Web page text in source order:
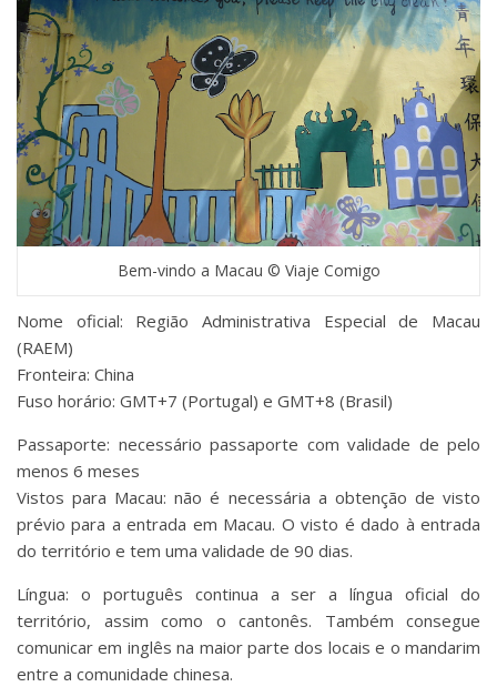
Bem-vindo a Macau © Viaje Comigo
Nome oficial: Região Administrativa Especial de Macau
(RAEM)
Fronteira: China
Fuso horário: GMT+7 (Portugal) e GMT+8 (Brasil)
Passaporte: necessário passaporte com validade de pelo
menos 6 meses
Vistos para Macau: não é necessária a obtenção de visto
prévio para a entrada em Macau. O visto é dado à entrada
do território e tem uma validade de 90 dias.
Língua: o português continua a ser a língua oficial do
território, assim como o cantonês. Também consegue
comunicar em inglês na maior parte dos locais e o mandarim
entre a comunidade chinesa.